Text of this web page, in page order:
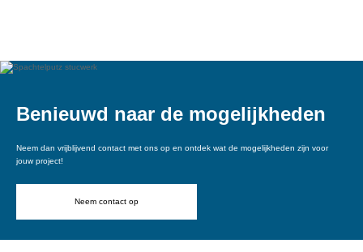
Benieuwd naar de mogelijkheden
Neem dan vrijblijvend contact met ons op en ontdek wat de mogelijkheden zijn voor
jouw project!
Neem contact op